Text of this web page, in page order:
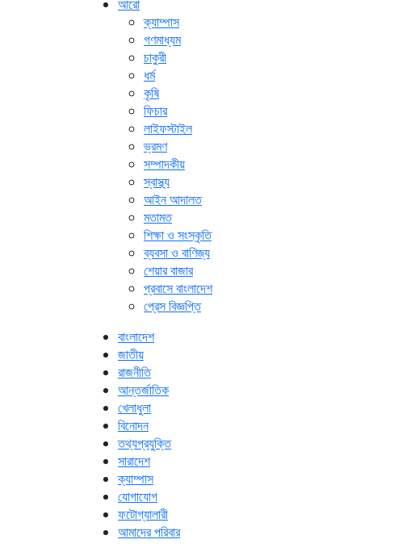
আরো
ক্যাম্পাস
গণমাধ্যম
চাকুরী
ধর্ম
কৃষি
ফিচার
লাইফস্টাইল
ভ্রমণ
সম্পাদকীয়
স্বাস্থ্য
আইন আদালত
মতামত
শিক্ষা ও সংস্কৃতি
ব্যবসা ও বাণিজ্য
শেয়ার বাজার
প্রবাসে বাংলাদেশ
প্রেস বিজ্ঞপ্তি
বাংলাদেশ
জাতীয়
রাজনীতি
আন্তর্জাতিক
খেলাধুলা
বিনোদন
তথ্যপ্রযুক্তি
সারাদেশ
ক্যাম্পাস
যোগাযোগ
ফটোগ্যালারী
আমাদের পরিবার